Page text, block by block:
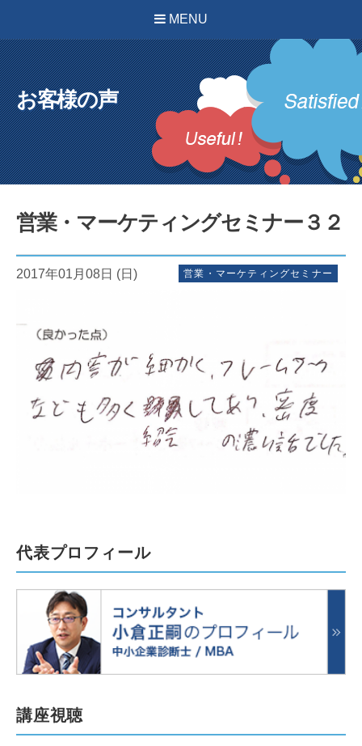
MENU
お客様の声
営業・マーケティングセミナー３２
2017年01月08日 (日) 営業・マーケティングセミナー
代表プロフィール
講座視聴